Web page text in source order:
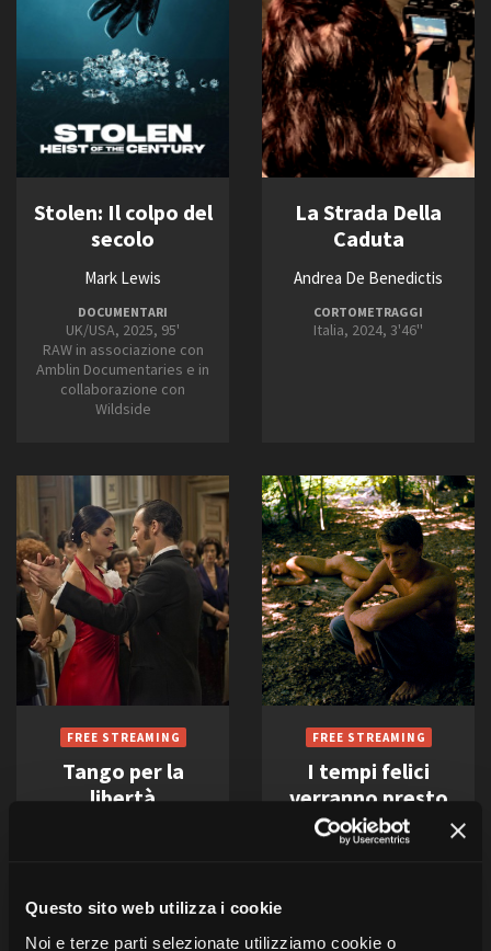
Questo sito web utilizza i cookie
Noi e terze parti selezionate utilizziamo cookie o
RESET
Stolen: Il colpo del
secolo
Mark Lewis
DOCUMENTARI
UK/USA, 2025, 95'
RAW in associazione con
Amblin Documentaries e in
collaborazione con
Wildside
La Strada Della
Caduta
Andrea De Benedictis
CORTOMETRAGGI
Italia, 2024, 3'46''
Tango per la
libertà
Compagnia Leone
I tempi felici
verranno presto
Alessandro Comodin